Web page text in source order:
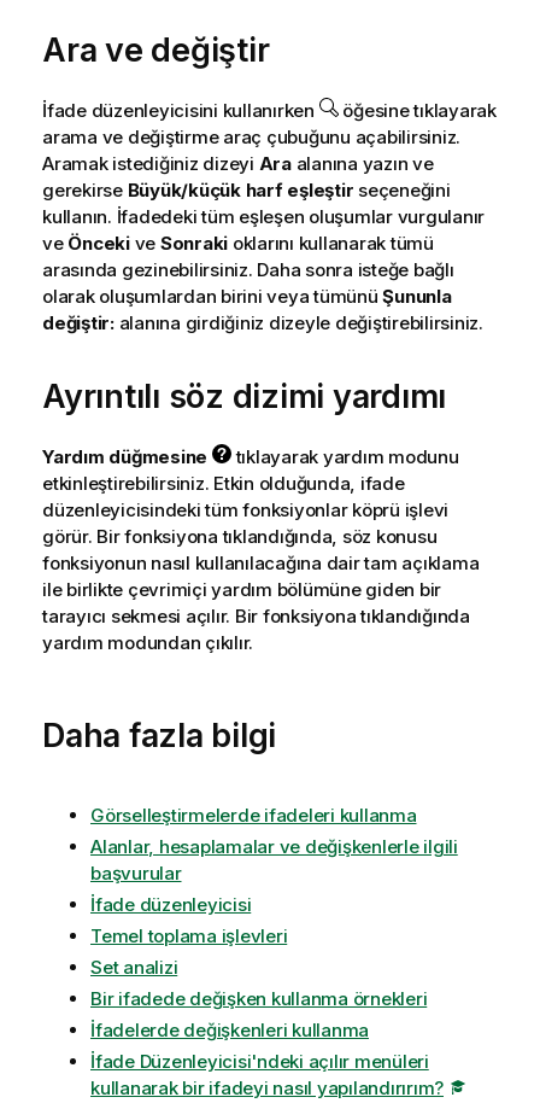
Ara ve değiştir
İfade düzenleyicisini kullanırken
öğesine tıklayarak
arama ve değiştirme araç çubuğunu açabilirsiniz.
Aramak istediğiniz dizeyi Araalanına yazın ve
gerekirse Büyük/küçük harf eşleştir seçeneğini
kullanın. İfadedeki tüm eşleşen oluşumlar vurgulanır
ve Öncekive Sonraki oklarını kullanarak tümü
arasında gezinebilirsiniz. Daha sonra isteğe bağlı
olarak oluşumlardan birini veya tümünüŞununla
değiştir:alanına girdiğiniz dizeyle değiştirebilirsiniz.
Ayrıntılı söz dizimi yardımı
Yardım düğmesine
tıklayarak yardım modunu
etkinleştirebilirsiniz. Etkin olduğunda, ifade
düzenleyicisindeki tüm fonksiyonlar köprü işlevi
görür. Bir fonksiyona tıklandığında, söz konusu
fonksiyonun nasıl kullanılacağına dair tam açıklama
ile birlikte çevrimiçi yardım bölümüne giden bir
tarayıcı sekmesi açılır. Bir fonksiyona tıklandığında
yardım modundan çıkılır.
Daha fazla bilgi
Görselleştirmelerde ifadeleri kullanma
Alanlar, hesaplamalar ve değişkenlerle ilgili
başvurular
İfade düzenleyicisi
Temel toplama işlevleri
Set analizi
Bir ifadede değişken kullanma örnekleri
İfadelerde değişkenleri kullanma
İfade Düzenleyicisi'ndeki açılır menüleri
kullanarak bir ifadeyi nasıl yapılandırırım?